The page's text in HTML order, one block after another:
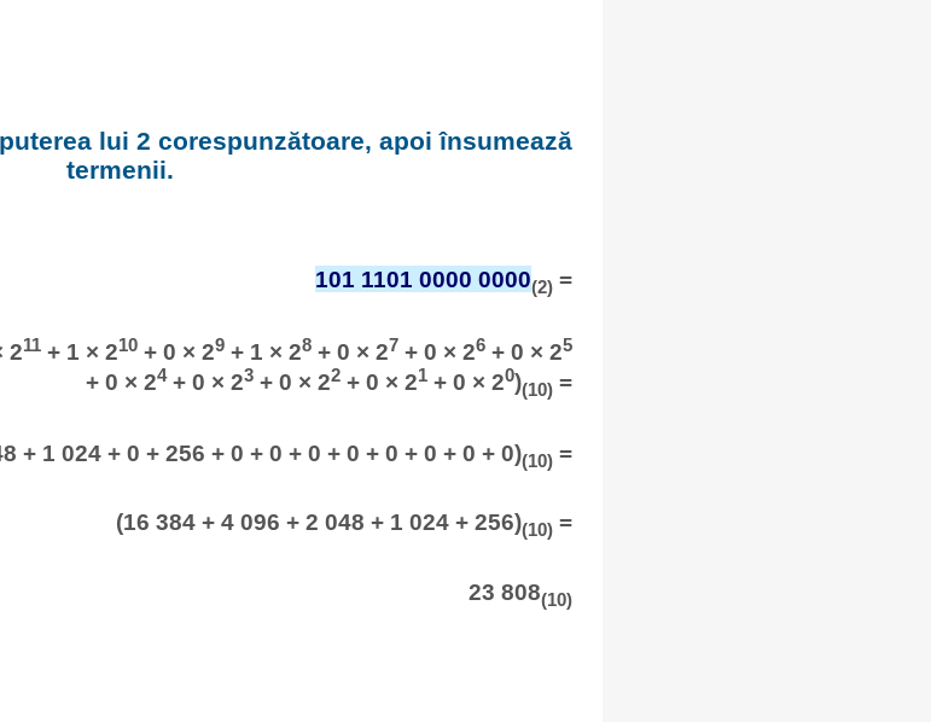
lui 2 corespunzătoare, apoi însumează
termenii.
101 1101 0000 0000(2) =
211+ 1 × 210+ 0 × 29+ 1 × 28+ 0 × 27 + 0 × 26+ 0 × 25
+ 0 × 24+ 0 × 23+ 0 × 22+ 0 × 21+ 0 × 20)(10)=
+ 1 024 + 0 + 256 + 0 + 0 + 0 + 0 + 0 + 0 + 0 + 0)(10) =
(16 384 + 4 096 + 2 048 + 1 024 + 256)(10)=
23 808(10)